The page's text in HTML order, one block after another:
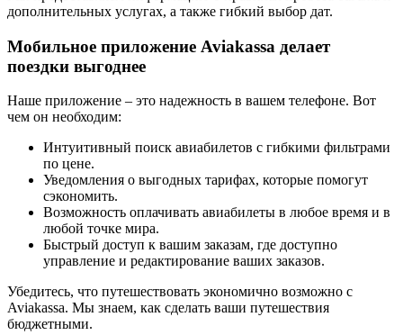
дополнительных услугах, а также гибкий выбор дат.
Мобильное приложение Aviakassa делает
поездки выгоднее
Наше приложение – это надежность в вашем телефоне. Вот
чем он необходим:
Интуитивный поиск авиабилетов с гибкими фильтрами
по цене.
Уведомления о выгодных тарифах, которые помогут
сэкономить.
Возможность оплачивать авиабилеты в любое время и в
любой точке мира.
Быстрый доступ к вашим заказам, где доступно
управление и редактирование ваших заказов.
Убедитесь, что путешествовать экономично возможно с
Aviakassa. Мы знаем, как сделать ваши путешествия
бюджетными.